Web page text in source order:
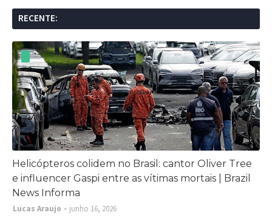
RECENTE:
Helicópteros colidem no Brasil: cantor Oliver Tree
e influencer Gaspi entre as vítimas mortais | Brazil
News Informa
Lucas Araujo
junho 16, 2026